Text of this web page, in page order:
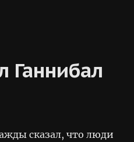
Ганнибал
сказал, что люди